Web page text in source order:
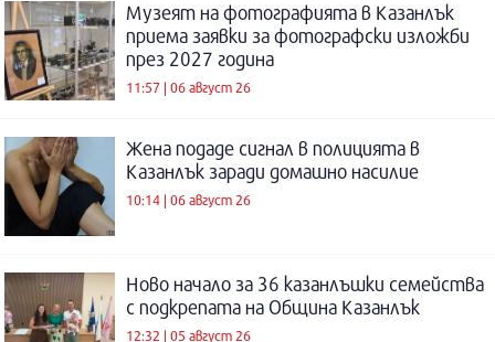
Музеят на фотографията в Казанлък
приема заявки за фотографски изложби
през 2027 година
11:57 | 06 август 26
Жена подаде сигнал в полицията в
Казанлък заради домашно насилие
10:14 | 06 август 26
Ново начало за 36 казанлъшки семейства
с подкрепата на Община Казанлък
12:32 | 05 август 26